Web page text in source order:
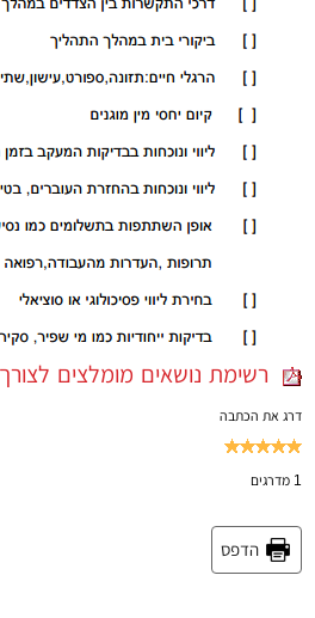
רשימת נושאים מומלצים לצורך
דרג את הכתבה
1 מדרגים
הדפס